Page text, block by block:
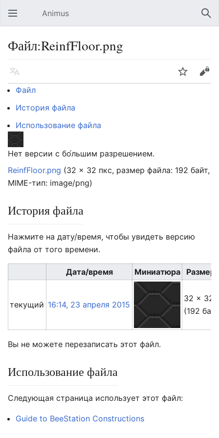
Открыть главное меню Animus
Файл:ReinfFloor.png
Язык Следить
Файл
История файла
Использование файла
Нет версии с бо́льшим разрешением.
ReinfFloor.png (32 × 32 пкс, размер файла: 192 байт,
MIME-тип: image/png)
История файла
Нажмите на дату/время, чтобы увидеть версию
файла от того времени.
Дата/время Миниатюра
текущий 16:14, 23 апреля 2015
32 × 32
(192
Вы не можете перезаписать этот файл.
Использование файла
Следующая страница использует этот файл:
Guide to BeeStation Constructions